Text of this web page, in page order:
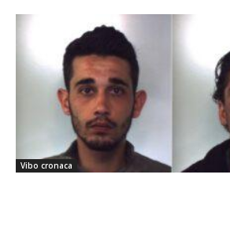
Vibo cronaca